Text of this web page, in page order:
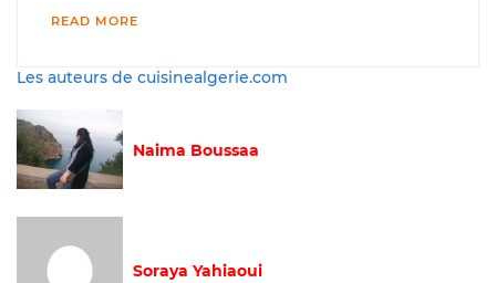
READ MORE
Les auteurs de cuisinealgerie.com
Naima Boussaa
Soraya Yahiaoui